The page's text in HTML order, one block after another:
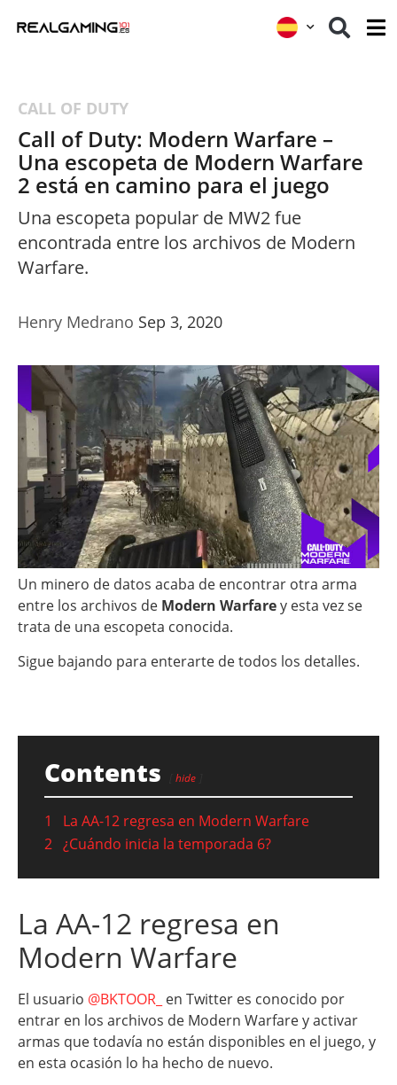
CALL OF DUTY
Call of Duty: Modern Warfare –
Una escopeta de Modern Warfare
2 está en camino para el juego
Una escopeta popular de MW2 fue
encontrada entre los archivos de Modern
Warfare.
Henry Medrano Sep 3, 2020
Un minero de datos acaba de encontrar otra arma
entre los archivos de Modern Warfarey esta vez se
trata de una escopeta conocida.
Sigue bajando para enterarte de todos los detalles.
Contents hide
1
La AA-12 regresa en Modern Warfare
2 ¿Cuándo inicia la temporada 6?
La AA-12 regresa en
Modern Warfare
El usuario @BKTOOR_ en Twitter es conocido por
entrar en los archivos de Modern Warfare y activar
armas que todavía no están disponibles en el juego, y
en esta ocasión lo ha hecho de nuevo.